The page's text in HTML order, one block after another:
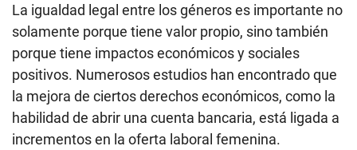
La igualdad legal entre los géneros es importante no
solamente porque tiene valor propio, sino también
porque tiene impactos económicos y sociales
positivos. Numerosos estudios han encontrado que
la mejora de ciertos derechos económicos, como la
habilidad de abrir una cuenta bancaria, está ligada a
incrementos en la oferta laboral femenina.